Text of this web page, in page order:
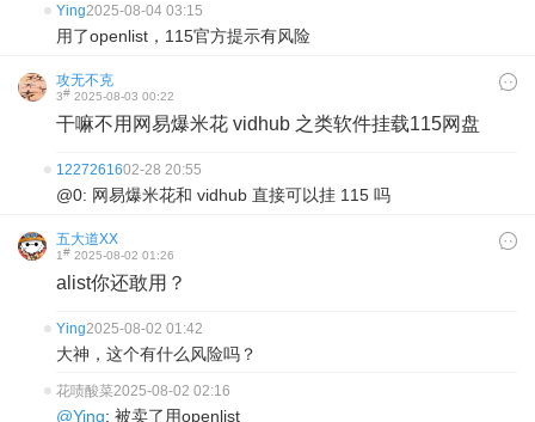
Ying2025-08-04 03:15
用了openlist，115官方提示有风险
攻无不克
3# 2025-08-03 00:22
干嘛不用网易爆米花 vidhub 之类软件挂载115网盘
1227261602-28 20:55
@0: 网易爆米花和 vidhub 直接可以挂 115 吗
五大道XX
1# 2025-08-02 01:26
alist你还敢用？
Ying2025-08-02 01:42
大神，这个有什么风险吗？
花啧酸菜2025-08-02 02:16
@Ying: 被卖了用openlist